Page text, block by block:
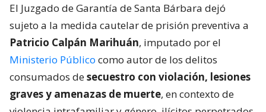
El Juzgado de Garantía de Santa Bárbara dejó
sujeto a la medida cautelar de prisión preventiva a
Patricio Calpán Marihuán, imputado por el
Ministerio Público como autor de los delitos
consumados desecuestro con violación, lesiones
graves y amenazas de muerte, en contexto de